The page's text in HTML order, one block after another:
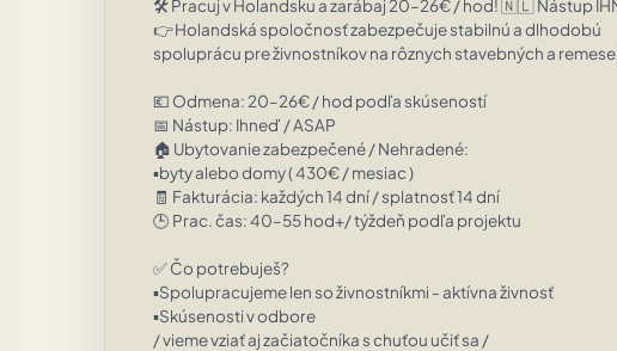
🛠️ Pracuj v Holandsku a zarábaj 20–26€ / hod! 🇳🇱 Nástup
👉 Holandská spoločnosť zabezpečuje stabilnú a dlhodobú
spoluprácu pre živnostníkov na rôznych stavebných a
💶 Odmena: 20–26€ / hod podľa skúseností
📅 Nástup: Ihneď / ASAP
🏠 Ubytovanie zabezpečené / Nehradené:
▪️byty alebo domy ( 430€ / mesiac )
🧾 Fakturácia: každých 14 dní / splatnosť 14 dní
🕒 Prac. čas: 40–55 hod+/ týždeň podľa projektu
✅ Čo potrebuješ?
▪️Spolupracujeme len so živnostníkmi - aktívna živnosť
▪️Skúsenosti v odbore
/ vieme vziať aj začiatočníka s chuťou učiť sa /